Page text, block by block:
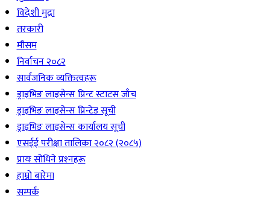
विदेशी मुद्रा
तरकारी
मौसम
निर्वाचन २०८२
सार्वजनिक व्यक्तित्वहरू
ड्राइभिङ लाइसेन्स प्रिन्ट स्टाटस जाँच
ड्राइभिङ लाइसेन्स प्रिन्टेड सूची
ड्राइभिङ लाइसेन्स कार्यालय सूची
एसईई परीक्षा तालिका २०८२ (२०८५)
प्रायः सोधिने प्रश्‍नहरू
हाम्रो बारेमा
सम्पर्क